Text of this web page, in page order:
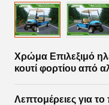
Χρώμα Επιλεξιμό
κουτί φορτίου από
Λεπτομέρειες για